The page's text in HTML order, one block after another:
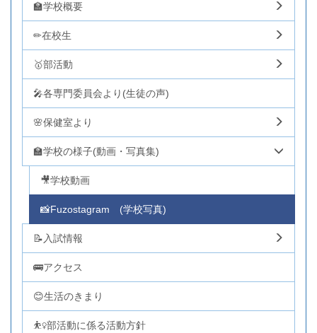
🏫学校概要
✏在校生
🥇部活動
🎤各専門委員会より(生徒の声)
🌸保健室より
🏫学校の様子(動画・写真集)
🎥学校動画
📸Fuzostagram (学校写真)
📝入試情報
🚌アクセス
😊生活のきまり
⛹️‍♀️部活動に係る活動方針